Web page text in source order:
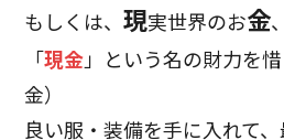
もしくは、現実世界のお金、
「現金」という名の財力を
金）
良い服・装備を手に入れて